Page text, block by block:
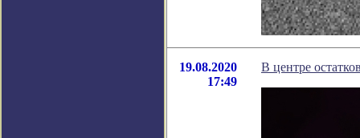
19.08.2020
17:49
В центре